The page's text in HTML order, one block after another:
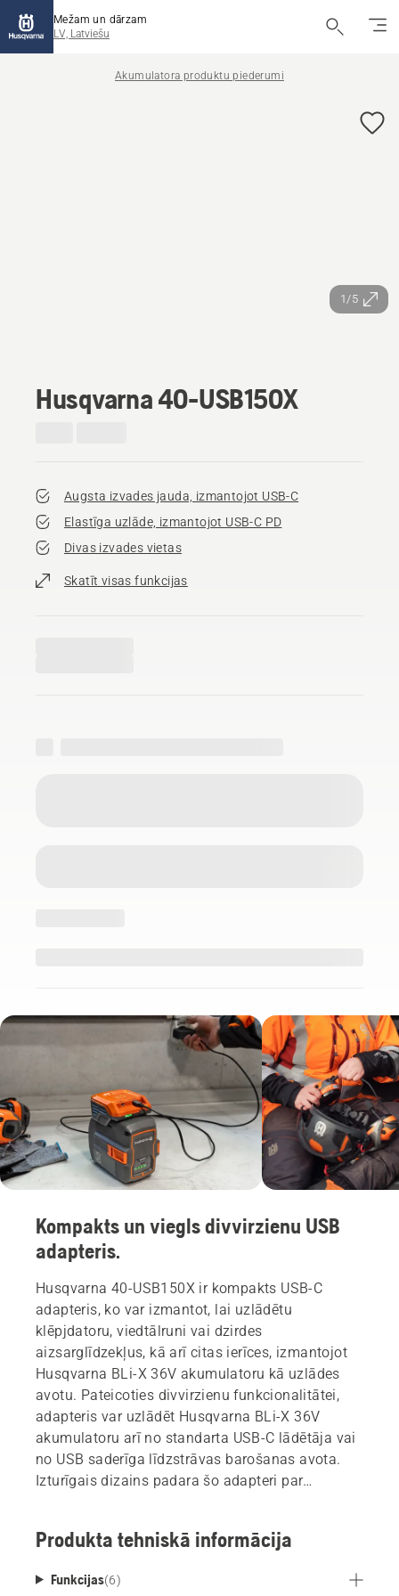
Mežam un dārzam
LV, Latviešu
Akumulatora produktu piederumi
1/5
Husqvarna 40-USB150X
Augsta izvades jauda, izmantojot USB-C
Elastīga uzlāde, izmantojot USB-C PD
Divas izvades vietas
Skatīt visas funkcijas
Kompakts un viegls divvirzienu USB
adapteris.
Husqvarna 40-USB150X ir kompakts USB-C
adapteris, ko var izmantot, lai uzlādētu
klēpjdatoru, viedtālruni vai dzirdes
aizsarglīdzekļus, kā arī citas ierīces, izmantojot
Husqvarna BLi-X 36V akumulatoru kā uzlādes
avotu. Pateicoties divvirzienu funkcionalitātei,
adapteris var uzlādēt Husqvarna BLi-X 36V
akumulatoru arī no standarta USB-C lādētāja vai
no USB saderīga līdzstrāvas barošanas avota.
Izturīgais dizains padara šo adapteri par
sistēmas.
Produkta tehniskā informācija
Funkcijas(6)